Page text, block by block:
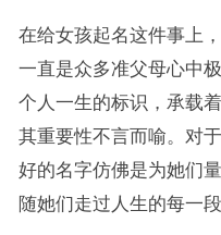
在给女孩起名这件事上
一直是众多准父母心中
个人一生的标识，承载
其重要性不言而喻。对
好的名字仿佛是为她们
随她们走过人生的每一段